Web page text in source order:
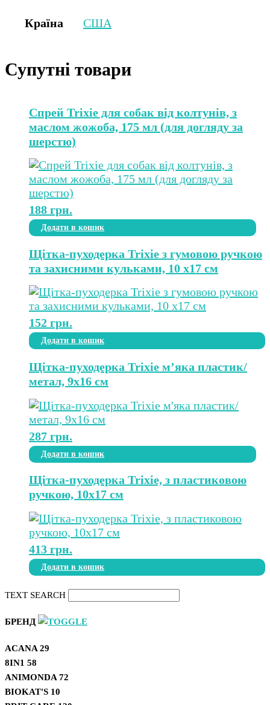
Країна США
Супутні товари
Спрей Trixie для собак від колтунів, з
маслом жожоба, 175 мл (для догляду за
шерстю)
188 грн.
Додати в кошик
Щітка-пуходерка Trixie з гумовою ручкою
та захисними кульками, 10 х17 см
152 грн.
Додати в кошик
Щітка-пуходерка Trixie м’яка пластик/
метал, 9х16 см
287 грн.
Додати в кошик
Щітка-пуходерка Trixie, з пластиковою
ручкою, 10х17 см
413 грн.
Додати в кошик
TEXT SEARCH
БРЕНД
ACANA 29
8IN1 58
ANIMONDA 72
BIOKAT'S 10